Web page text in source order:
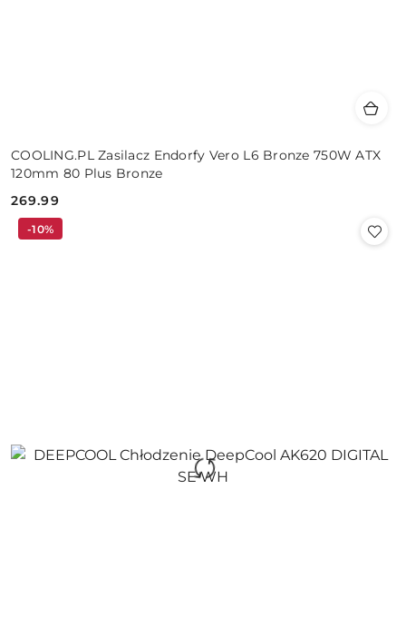
COOLING.PL Zasilacz Endorfy Vero L6 Bronze 750W ATX
120mm 80 Plus Bronze
Cena:
269.99
-10%